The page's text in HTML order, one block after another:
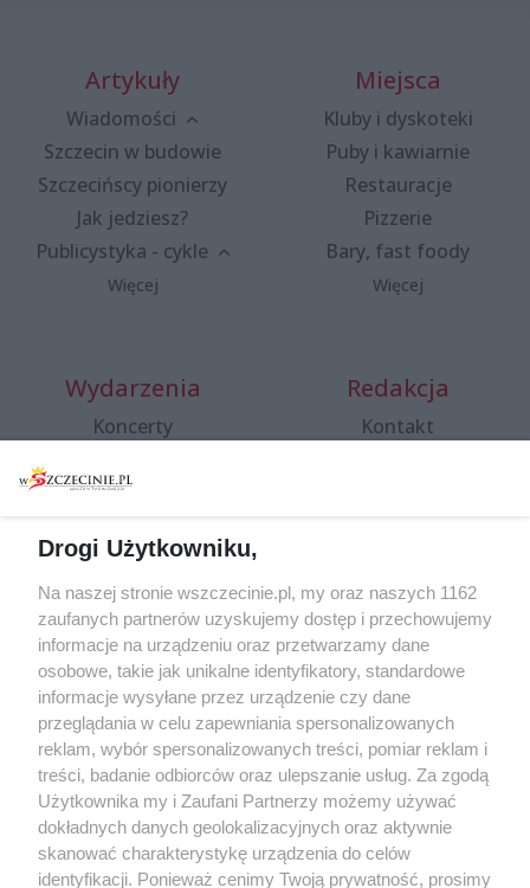
Artykuły
Wiadomości
Szczecin w budowie
Szczecińscy pionierzy
Jak jedziesz?
Publicystyka - cykle
Więcej
Miejsca
Kluby i dyskoteki
Puby i kawiarnie
Restauracje
Pizzerie
Bary, fast foody
Więcej
Wydarzenia
Koncerty
Spacery i oprowadzania
targi
Wernisaże
Więcej
Redakcja
Kontakt
Specjalny koncert z okazji
20. urodzin portalu
wSzczecinie.pl
Regulamin konkursów
śniadaniówka "Hej
Szczecin! Jest piątek!"
Partnerzy
Praca Szczecin
Drogi Użytkowniku,
Na naszej stronie wszczecinie.pl, my oraz naszych 1162
zaufanych partnerów uzyskujemy dostęp i przechowujemy
informacje na urządzeniu oraz przetwarzamy dane
osobowe, takie jak unikalne identyfikatory, standardowe
informacje wysyłane przez urządzenie czy dane
przeglądania w celu zapewniania spersonalizowanych
reklam, wybór spersonalizowanych treści, pomiar reklam i
treści, badanie odbiorców oraz ulepszanie usług. Za zgodą
Użytkownika my i Zaufani Partnerzy możemy używać
dokładnych danych geolokalizacyjnych oraz aktywnie
skanować charakterystykę urządzenia do celów
identyfikacji. Ponieważ cenimy Twoją prywatność, prosimy